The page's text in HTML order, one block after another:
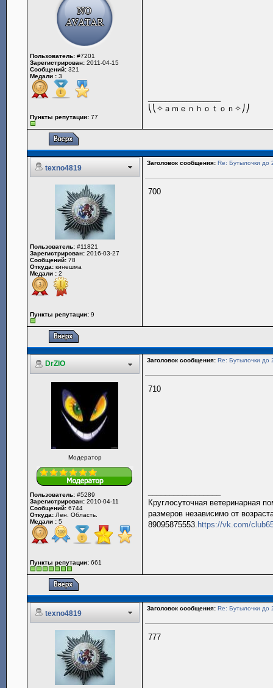
Пользователь: #7201
Зарегистрирован: 2011-04-15
Сообщений: 321
Медали : 3
Пункты репутации: 77
⎝⎝✧ａｍｅｎｈｏｔｏｎ✧⎠⎠
texno4819
Заголовок сообщения: Re: Бутылочки до
Пользователь: #11821
Зарегистрирован: 2016-03-27
Сообщений: 78
Откуда: кинешма
Медали : 2
Пункты репутации: 9
700
DrZlO Заголовок сообщения: Re: Бутылочки до
Модератор
Пользователь: #5289
Зарегистрирован: 2010-04-11
Сообщений: 6744
Откуда: Лен. Область.
Медали : 5
Пункты репутации: 661
710
Круглосуточная ветеринарная
размеров независимо от
89095875553. https://vk.com/
texno4819
Заголовок сообщения: Re: Бутылочки до
777